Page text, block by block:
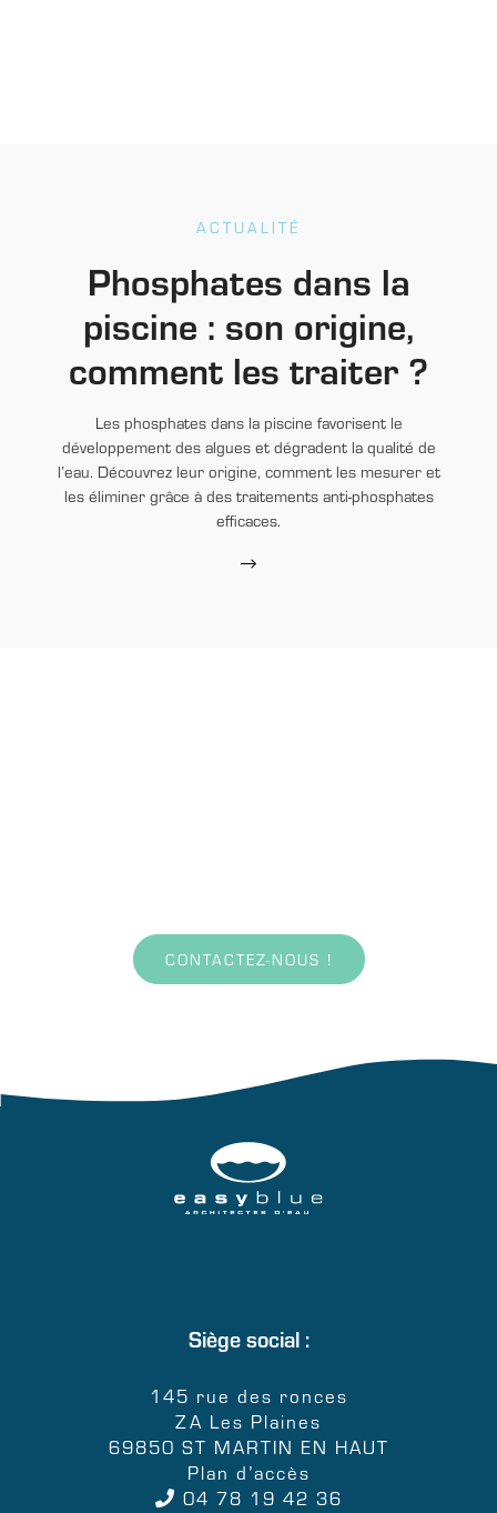
ACTUALITÉ
Phosphates dans la
piscine : son origine,
comment les traiter ?
Les phosphates dans la piscine favorisent le
développement des algues et dégradent la qualité de
l’eau. Découvrez leur origine, comment les mesurer et
les éliminer grâce à des traitements anti-phosphates
efficaces.
CONTACTEZ-NOUS !
Siège social :
145 rue des ronces
ZA Les Plaines
69850 ST MARTIN EN HAUT
Plan d’accès
04 78 19 42 36